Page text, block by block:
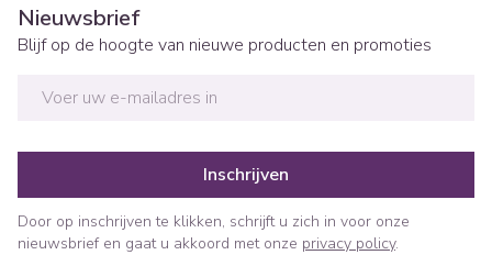
Nieuwsbrief
Blijf op de hoogte van nieuwe producten en promoties
Inschrijven
Door op inschrijven te klikken, schrijft u zich in voor onze
nieuwsbrief en gaat u akkoord met onze privacy policy.